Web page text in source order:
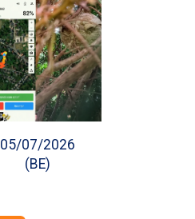
05/07/2026
(BE)